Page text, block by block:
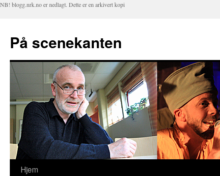
NB! blogg.nrk.no er nedlagt. Dette er en arkivert kopi
På scenekanten
Hopp
Hjem